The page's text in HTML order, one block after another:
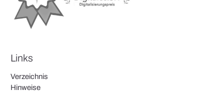
Links
Verzeichnis
Hinweise